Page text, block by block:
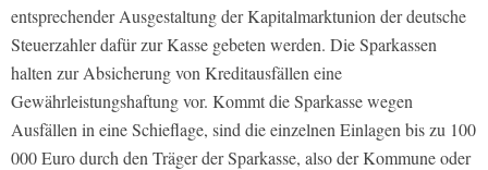
entsprechender Ausgestaltung der Kapitalmarktunion der deutsche
Steuerzahler dafür zur Kasse gebeten werden. Die Sparkassen
halten zur Absicherung von Kreditausfällen eine
Gewährleistungshaftung vor. Kommt die Sparkasse wegen
Ausfällen in eine Schieflage, sind die einzelnen Einlagen bis zu 100
000 Euro durch den Träger der Sparkasse, also der Kommune oder